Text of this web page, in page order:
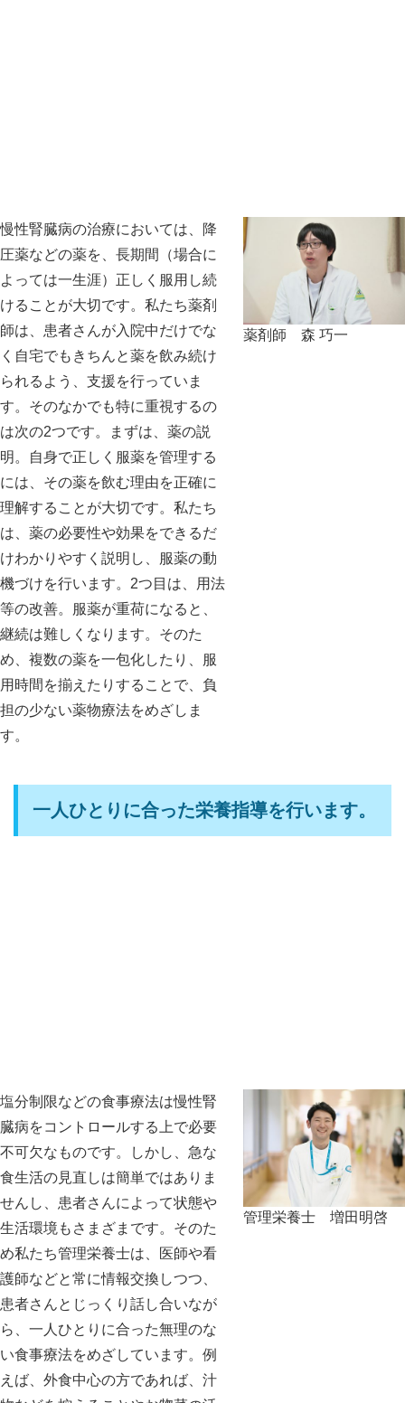
薬剤師 森 巧一
慢性腎臓病の治療においては、降
圧薬などの薬を、長期間（場合に
よっては一生涯）正しく服用し続
けることが大切です。私たち薬剤
師は、患者さんが入院中だけでな
く自宅でもきちんと薬を飲み続け
られるよう、支援を行っていま
す。そのなかでも特に重視するの
は次の2つです。まずは、薬の説
明。自身で正しく服薬を管理する
には、その薬を飲む理由を正確に
理解することが大切です。私たち
は、薬の必要性や効果をできるだ
けわかりやすく説明し、服薬の動
機づけを行います。2つ目は、用法
等の改善。服薬が重荷になると、
継続は難しくなります。そのた
め、複数の薬を一包化したり、服
用時間を揃えたりすることで、負
担の少ない薬物療法をめざしま
す。
一人ひとりに合った栄養指導を行います。
管理栄養士 増田明啓
塩分制限などの食事療法は慢性腎
臓病をコントロールする上で必要
不可欠なものです。しかし、急な
食生活の見直しは簡単ではありま
せんし、患者さんによって状態や
生活環境もさまざまです。そのた
め私たち管理栄養士は、医師や看
護師などと常に情報交換しつつ、
患者さんとじっくり話し合いなが
ら、一人ひとりに合った無理のな
い食事療法をめざしています。例
えば、外食中心の方であれば、汁